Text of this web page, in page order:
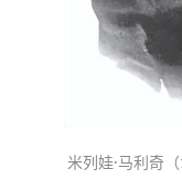
米列娃·马利奇